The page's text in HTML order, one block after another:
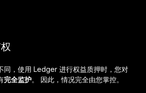
同，使用 Ledger 进行权益质押时，您对
完全监护。 因此，情况完全由您掌控。